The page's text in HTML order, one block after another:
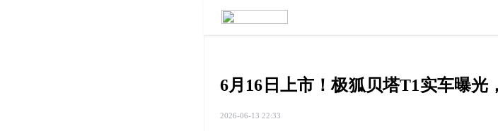
6月16日上市！极狐贝塔T1实车曝光
2026-06-13 22:33